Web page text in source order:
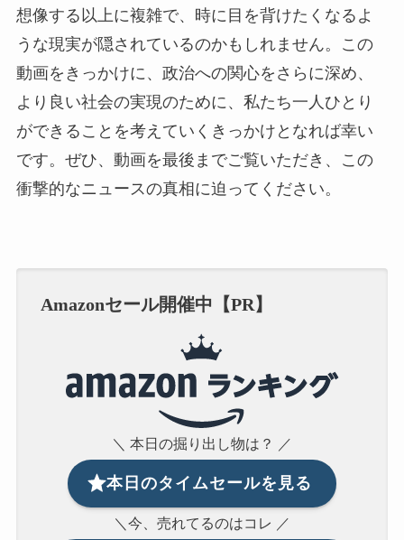
想像する以上に複雑で、時に目を背けたくなるよ
うな現実が隠されているのかもしれません。この
動画をきっかけに、政治への関心をさらに深め、
より良い社会の実現のために、私たち一人ひとり
ができることを考えていくきっかけとなれば幸い
です。ぜひ、動画を最後までご覧いただき、この
衝撃的なニュースの真相に迫ってください。
Amazonセール開催中【PR】
＼ 本日の掘り出し物は？ ／
本日のタイムセールを見る
＼今、売れてるのはコレ ／